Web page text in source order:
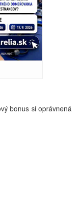
bonus si oprávnená